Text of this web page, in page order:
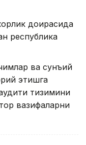
доирасида
республика
ва сунъий
этишга
тизимини
вазифаларни